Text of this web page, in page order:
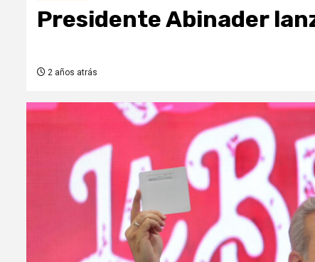
Presidente Abinader
2 años atrás